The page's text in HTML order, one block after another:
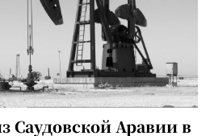
Саудовской Аравии в